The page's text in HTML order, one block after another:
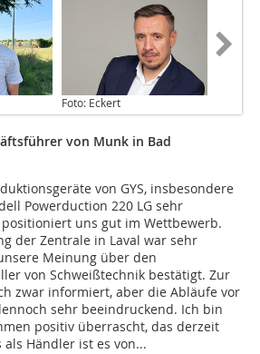
Foto: Eckert
von Munk in Bad
von GYS, insbesondere
Powerduction 220 LG sehr
uns gut im Wettbewerb.
der Zentrale in Laval war sehr
Meinung über den
von Schweißtechnik bestätigt. Zur
zwar informiert, aber die Abläufe vor
sehr beeindruckend. Ich bin
positiv überrascht, das derzeit
Händler ist es von...